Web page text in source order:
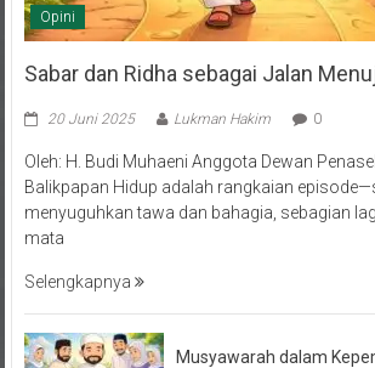
Sabar dan Ridha sebagai Jalan
Balikpapan Hidup adalah rangkaian
menyuguhkan tawa dan bahagia, sebagian
mata
Menjembatani Visi Langit